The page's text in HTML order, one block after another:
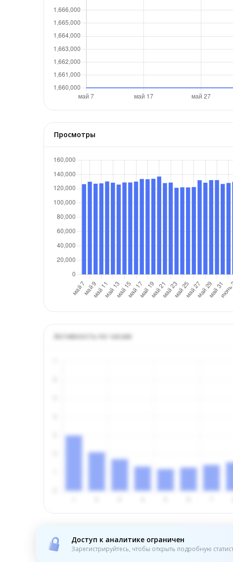
Просмотры
Активность по часам
Доступ к аналитике ограничен
Зарегистрируйтесь, чтобы открыть подробную